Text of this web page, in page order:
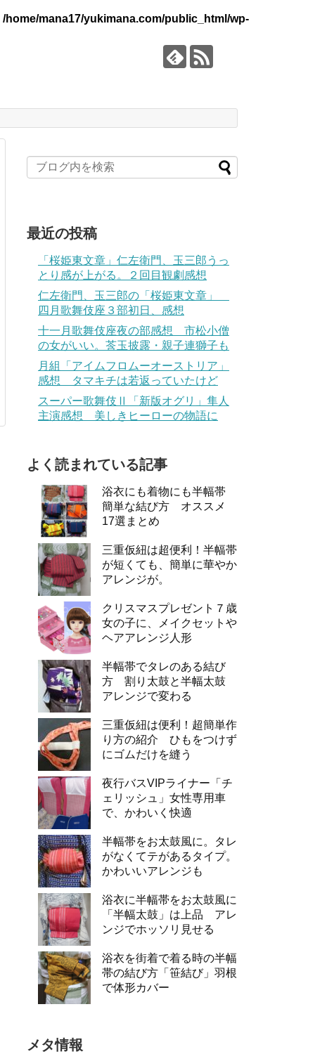
/home/mana17/yukimana.com/public_html/wp-
最近の投稿
「桜姫東文章」仁左衛門、玉三郎うっ
とり感が上がる。２回目観劇感想
仁左衛門、玉三郎の「桜姫東文章」
四月歌舞伎座３部初日、感想
十一月歌舞伎座夜の部感想 市松小僧
の女がいい。莟玉披露・親子連獅子も
月組「アイムフロムーオーストリア」
感想 タマキチは若返っていたけど
スーパー歌舞伎Ⅱ「新版オグリ」隼人
主演感想 美しきヒーローの物語に
よく読まれている記事
浴衣にも着物にも半幅帯
簡単な結び方 オススメ
17選まとめ
三重仮紐は超便利！半幅帯
が短くても、簡単に華やか
アレンジが。
クリスマスプレゼント７歳
女の子に、メイクセットや
ヘアアレンジ人形
半幅帯でタレのある結び
方 割り太鼓と半幅太鼓
アレンジで変わる
三重仮紐は便利！超簡単作
り方の紹介 ひもをつけず
にゴムだけを縫う
夜行バスVIPライナー「チ
ェリッシュ」女性専用車
で、かわいく快適
半幅帯をお太鼓風に。タレ
がなくてテがあるタイプ。
かわいいアレンジも
浴衣に半幅帯をお太鼓風に
「半幅太鼓」は上品 アレ
ンジでホッソリ見せる
浴衣を街着で着る時の半幅
帯の結び方「笹結び」羽根
で体形カバー
メタ情報